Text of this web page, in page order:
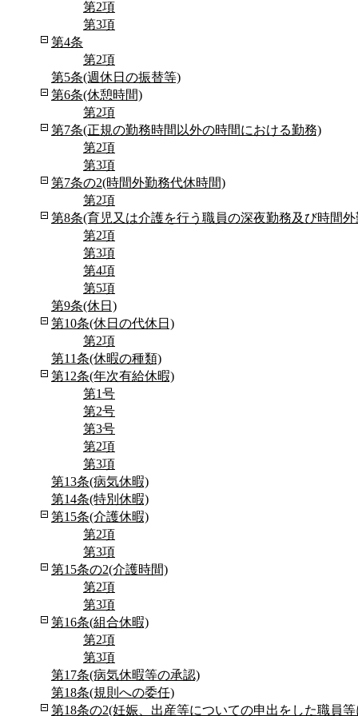
第2項
第3項
第4条
第2項
第5条(週休日の振替等)
第6条(休憩時間)
第2項
第7条(正規の勤務時間以外の時間における勤務)
第2項
第3項
第7条の2(時間外勤務代休時間)
第2項
第8条(育児又は介護を行う職員の深夜勤務及び時間
第2項
第3項
第4項
第5項
第9条(休日)
第10条(休日の代休日)
第2項
第11条(休暇の種類)
第12条(年次有給休暇)
第1号
第2号
第3号
第2項
第3項
第13条(病気休暇)
第14条(特別休暇)
第15条(介護休暇)
第2項
第3項
第15条の2(介護時間)
第2項
第3項
第16条(組合休暇)
第2項
第3項
第17条(病気休暇等の承認)
第18条(規則への委任)
第18条の2(妊娠、出産等についての申出をした職員